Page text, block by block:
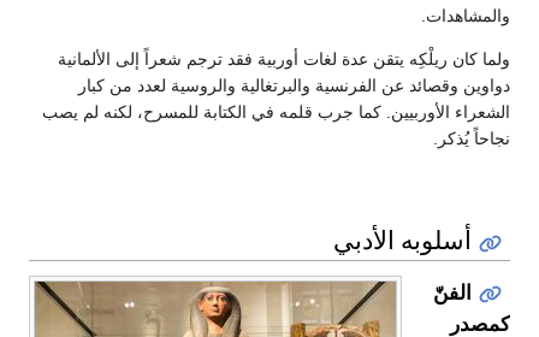
والمشاهدات.
ولما كان ريلْكِه يتقن عدة لغات أوربية فقد ترجم شعراً إلى الألمانية
دواوين وقصائد عن الفرنسية والبرتغالية والروسية لعدد من كبار
الشعراء الأوربيين. كما جرب قلمه في الكتابة للمسرح، لكنه لم يصب
نجاحاً يُذكر.
أسلوبه الأدبي
الفنّ
كمصدر